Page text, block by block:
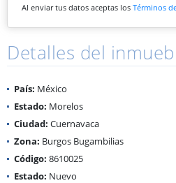
Al enviar tus datos aceptas los Términos
Detalles del
País: México
Estado: Morelos
Ciudad: Cuernavaca
Zona: Burgos Bugambilias
Código: 8610025
Estado: Nuevo